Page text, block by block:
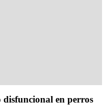
disfuncional en perros